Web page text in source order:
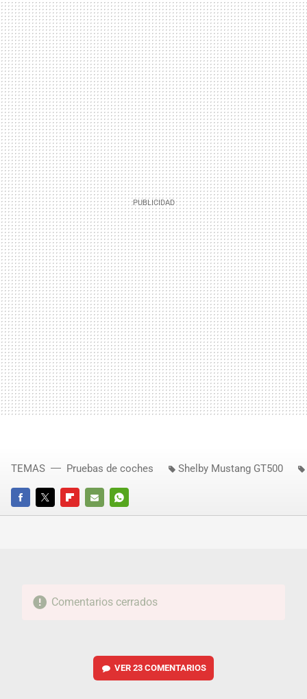
FACEBOOKTWITTERFLIPBOARD
E-
WHATSAPP
TEMAS Pruebas de coches Shelby Mustang GT500
Comentarios cerrados
VER 23 COMENTARIOS